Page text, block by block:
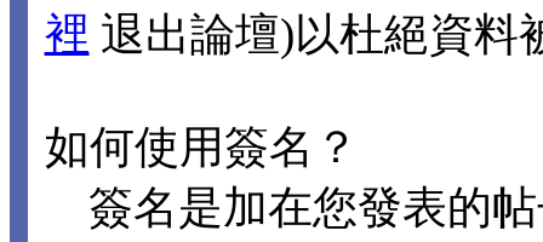
裡 退出論壇)以杜絕資料
如何使用簽名？
簽名是加在您發表的